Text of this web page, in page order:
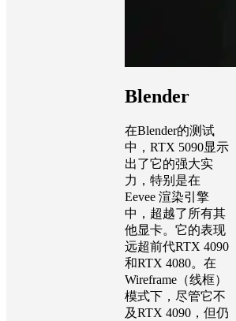
Blender
在Blender的测试
中，RTX 5090显示
出了它的强大实
力，特别是在
Eevee 渲染引擎
中，超越了所有其
他显卡。它的表现
远超前代RTX 4090
和RTX 4080。在
Wireframe（线框）
模式下，尽管它不
及RTX 4090，但仍